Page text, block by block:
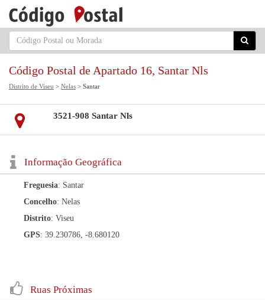
Código Postal de Apartado 16, Santar Nls
Distrito de Viseu > Nelas > Santar
3521-908 Santar Nls
Informação Geográfica
Freguesia: Santar
Concelho: Nelas
Distrito: Viseu
GPS: 39.230786, -8.680120
Ruas Próximas